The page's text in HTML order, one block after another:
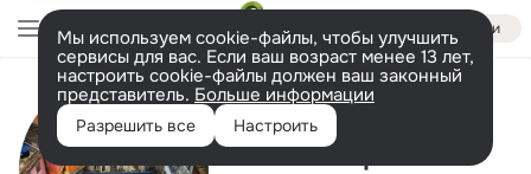
Войти
Мы используем cookie-файлы, чтобы улучшить
сервисы для вас. Если ваш возраст менее 13 лет,
настроить cookie-файлы должен ваш законный
представитель. Больше информации
Разрешить все Настроить
Исполнитель
Mc Vini Pqt